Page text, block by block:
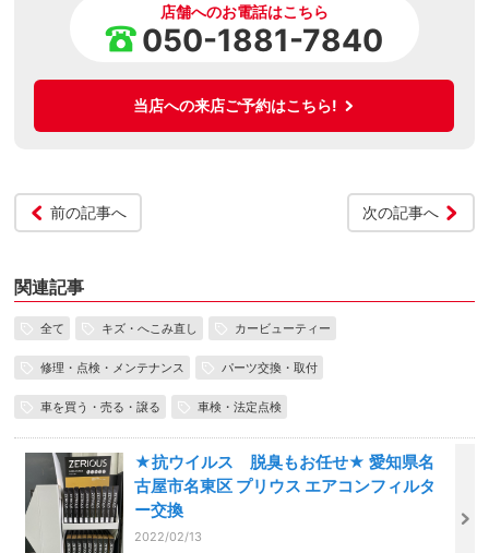
店舗へのお電話はこちら
050-1881-7840
当店への来店ご予約はこちら!
前の記事へ 次の記事へ
関連記事
全て キズ・へこみ直し カービューティー
修理・点検・メンテナンス パーツ交換・取付
車を買う・売る・譲る 車検・法定点検
★抗ウイルス 脱臭もお任せ★ 愛知県名
古屋市名東区 プリウス エアコンフィルタ
ー交換
2022/02/13